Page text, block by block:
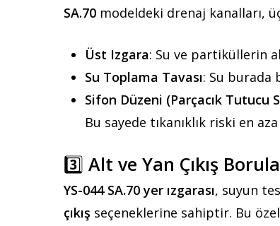
SA.70 modeldeki drenaj kanalları,
Üst Izgara: Su ve partiküllerin
Su Toplama Tavası: Su burada
Sifon Düzeni (Parçacık Tutucu
Bu sayede tıkanıklık riski en
3️⃣ Alt ve Yan Çıkış
YS-044 SA.70 yer ızgarası, suyun
çıkış seçeneklerine sahiptir. Bu